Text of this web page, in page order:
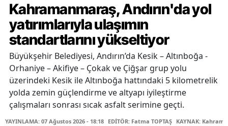
Kahramanmaraş, Andırın'da yol
yatırımlarıyla ulaşımın
standartlarını yükseltiyor
Büyükşehir Belediyesi, Andırın’da Kesik – Altınboğa -
Orhaniye – Akifiye – Çokak ve Çiğşar grup yolu
üzerindeki Kesik ile Altınboğa hattındaki 5 kilometrelik
yolda zemin güçlendirme ve altyapı iyileştirme
çalışmaları sonrası sıcak asfalt serimine geçti.
YAYINLAMA: 07 Ağustos 2026 - 18:18 EDİTÖR: Fatma TOPTAŞ KAYNAK: